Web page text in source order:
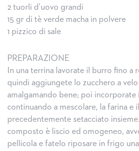
2 tuorli d’uovo grandi
15 gr di tè verde macha in polvere
1 pizzico di sale
PREPARAZIONE
In una terrina lavorate il burro fino a
quindi aggiungete lo zucchero a velo
amalgamando bene; poi incorporate
continuando a mescolare, la farina e
precedentemente setacciato
composto è liscio ed omogeneo,
pellicola e fatelo riposare in frigo una